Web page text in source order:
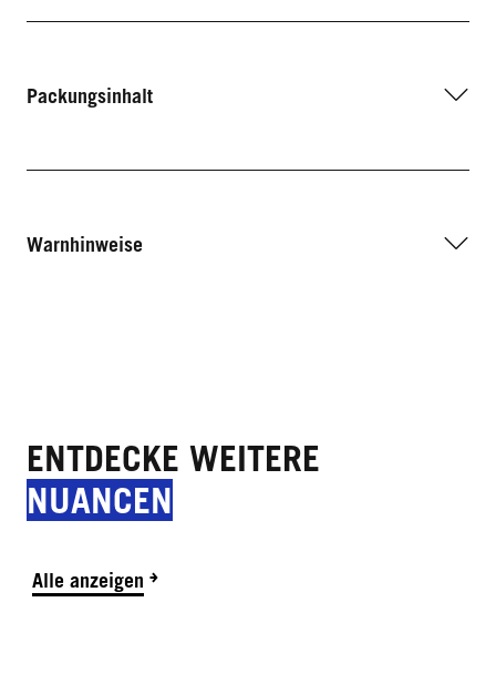
Packungsinhalt
Warnhinweise
ENTDECKE WEITERE
NUANCEN
Alle anzeigen